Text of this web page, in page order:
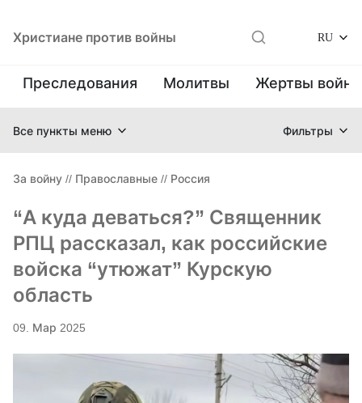
Христиане против войны RU
Преследования Молитвы Жертвы
Все пункты меню Фильтры
За войну // Православные // Россия
“А куда деваться?” Священник
РПЦ рассказал, как российские
войска “утюжат” Курскую
область
09. Мар 2025